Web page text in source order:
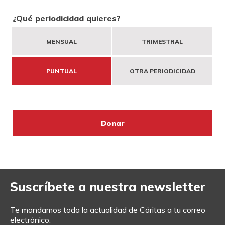
ACCESO PARA USUARIOS
ENTIDADES SOLIDARIAS
¿Qué periodicidad quieres?
MENSUAL TRIMESTRAL
PUNTUAL OTRA PERIODICIDAD
Suscríbete a nuestra newsletter
Te mandamos toda la actualidad de Cáritas a tu correo
electrónico.